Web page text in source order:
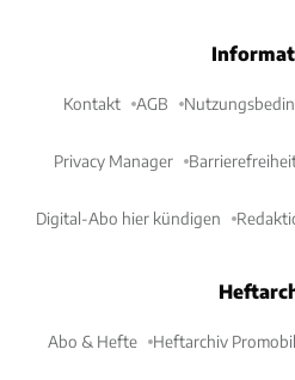
Kontakt AGB
Privacy Manager
Digital-Abo hier kündigen
Abo & Hefte Heftarchiv Promobil